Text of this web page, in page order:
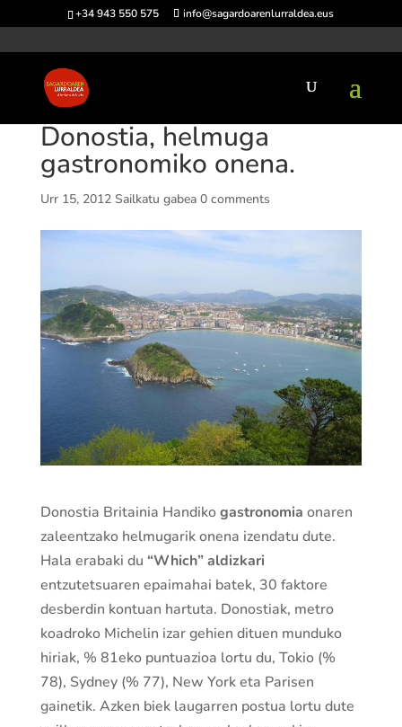
+34 943 550 575 info@sagardoarenlurraldea.eus
Donostia, helmuga
gastronomiko onena.
Urr 15, 2012 Sailkatu gabea 0 comments
Donostia Britainia Handikogastronomia onaren
zaleentzako helmugarik onena izendatu dute.
Hala erabaki du “Which” aldizkari
entzutetsuaren epaimahai batek, 30 faktore
desberdin kontuan hartuta. Donostiak, metro
koadroko Michelin izar gehien dituen munduko
hiriak, % 81eko puntuazioa lortu du, Tokio (%
78), Sydney (% 77), New York eta Parisen
gainetik. Azken biek laugarren postua lortu dute